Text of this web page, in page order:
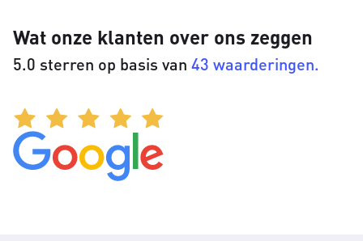
Wat onze klanten over ons zeggen
5.0 sterren op basis van 43 waarderingen.